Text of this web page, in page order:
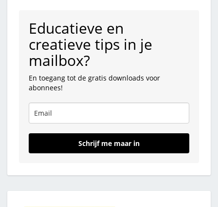
Educatieve en
creatieve tips in je
mailbox?
En toegang tot de gratis downloads voor
abonnees!
Schrijf me maar in